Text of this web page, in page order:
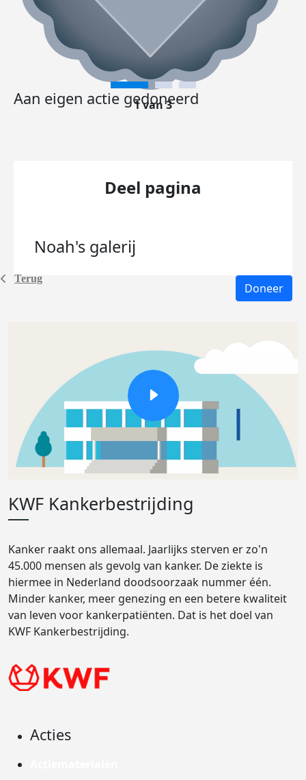
Terug
Aan eigen actie gedoneerd
1 van 3
Deel pagina
Noah's galerij
Doneer
KWF Kankerbestrijding
Kanker raakt ons allemaal. Jaarlijks sterven er zo'n
45.000 mensen als gevolg van kanker. De ziekte is
hiermee in Nederland doodsoorzaak nummer één.
Minder kanker, meer genezing en een betere kwaliteit
van leven voor kankerpatiënten. Dat is het doel van
KWF Kankerbestrijding.
Acties